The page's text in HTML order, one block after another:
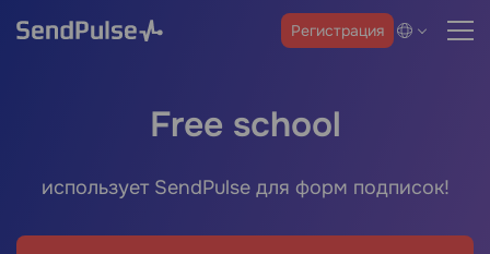
Регистрация
Free school
использует SendPulse для форм подписок!